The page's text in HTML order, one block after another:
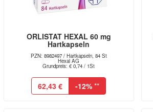
ORLISTAT HEXAL 60 mg
Hartkapseln
PZN: 8982497 / Hartkapseln, 84 St
Hexal AG
Grundpreis: € 0,74 / 1St
62,43 € -12% **